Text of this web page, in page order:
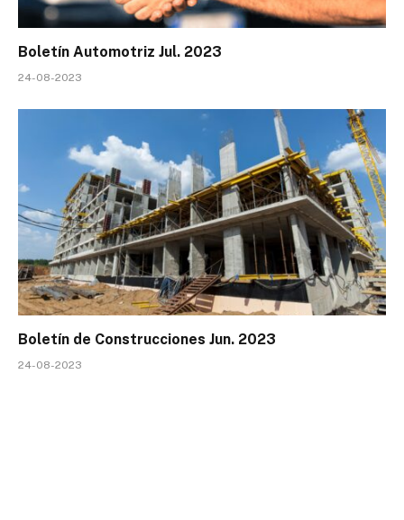
Boletín Automotriz Jul. 2023
24-08-2023
Boletín de Construcciones Jun. 2023
24-08-2023